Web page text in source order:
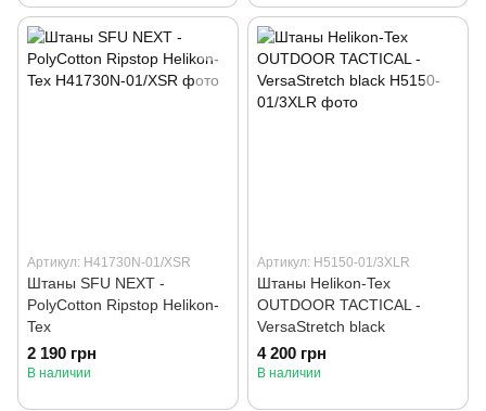
Артикул: H41730N-01/XSR
Штаны SFU NEXT -
PolyCotton Ripstop Helikon-
Tex
2 190 грн
В наличии
Артикул: H5150-01/3XLR
Штаны Helikon-Tex
OUTDOOR TACTICAL -
VersaStretch black
4 200 грн
В наличии